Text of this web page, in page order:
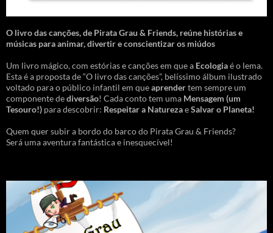
O livro das canções,de Pirata Grau & Friends, reúne histórias e
músicas para animar, divertir e conscientizar os miúdos
Um livro mágico, com estórias e canções em que a Ecologiaé o lema.
Esta é a proposta de “O livro das canções”, belíssimo álbum ilustrado
voltado para o público infantil em queaprendertem sempre um
componente dediversão! Cada conto tem uma Mensagem (um
Tesouro!) para descobrir: Respeitar a NaturezaeSalvar o Planeta!
Quem quer subir a bordo do barco do Pirata Grau & Friends?
Será uma aventura fantástica e inesquecível!